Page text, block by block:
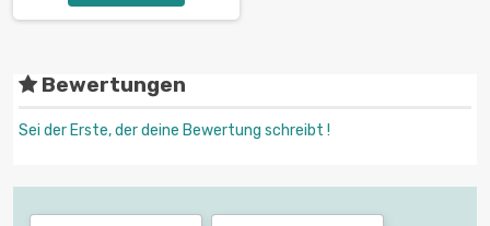
Bewertungen
Sei der Erste, der deine Bewertung schreibt !